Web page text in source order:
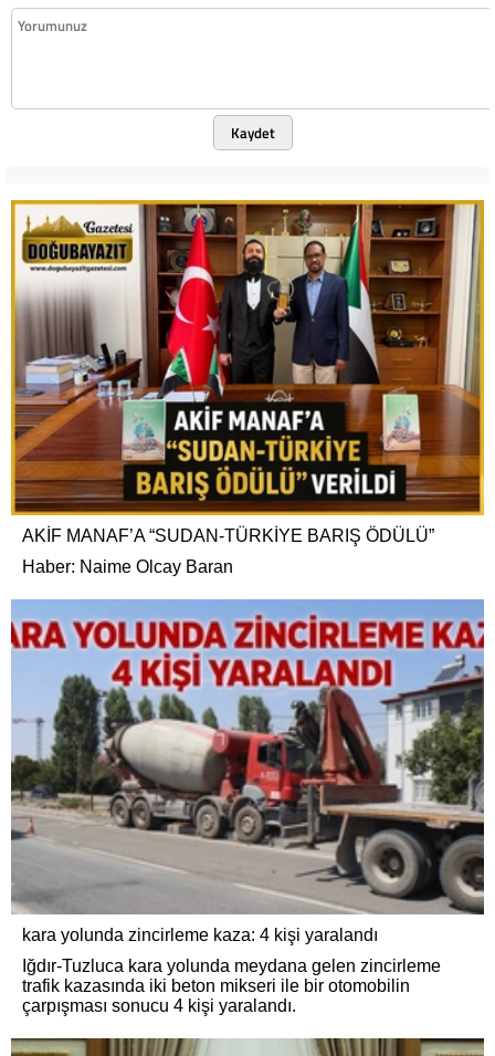
Kaydet
AKİF MANAF’A “SUDAN-TÜRKİYE BARIŞ ÖDÜLÜ”
Haber: Naime Olcay Baran
kara yolunda zincirleme kaza: 4 kişi yaralandı
Iğdır-Tuzluca kara yolunda meydana gelen zincirleme
trafik kazasında iki beton mikseri ile bir otomobilin
çarpışması sonucu 4 kişi yaralandı.